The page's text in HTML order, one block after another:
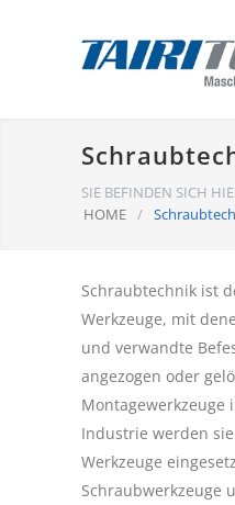
SIE BEFINDEN SICH
HOME /
Schraubtechnik ist
Werkzeuge, mit
und verwandte
angezogen oder
Industrie werden
Werkzeuge
Schraubwerkzeuge